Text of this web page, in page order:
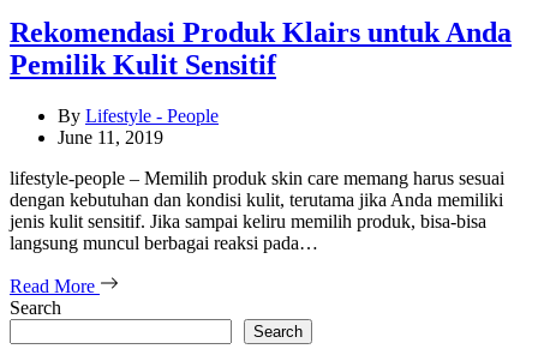
Rekomendasi Produk Klairs untuk Anda
Pemilik Kulit Sensitif
By Lifestyle - People
June 11, 2019
lifestyle-people – Memilih produk skin care memang harus sesuai
dengan kebutuhan dan kondisi kulit, terutama jika Anda memiliki
jenis kulit sensitif. Jika sampai keliru memilih produk, bisa-bisa
langsung muncul berbagai reaksi pada…
Read More
Search
Search